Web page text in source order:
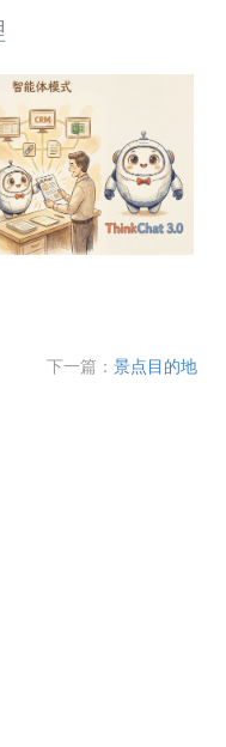
下一篇： 景点目的地